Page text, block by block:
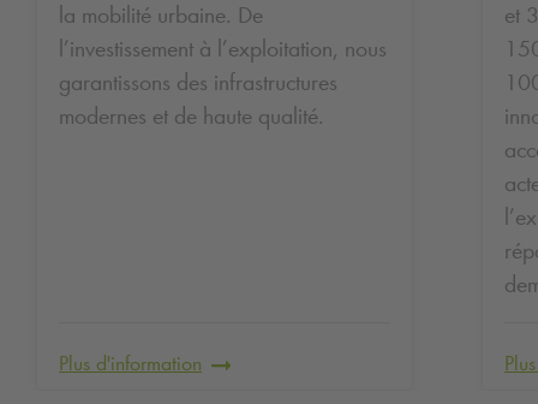
la mobilité urbaine. De
l’investissement à l’exploitation, nous
garantissons des infrastructures
modernes et de haute qualité.
Plus d'information
et